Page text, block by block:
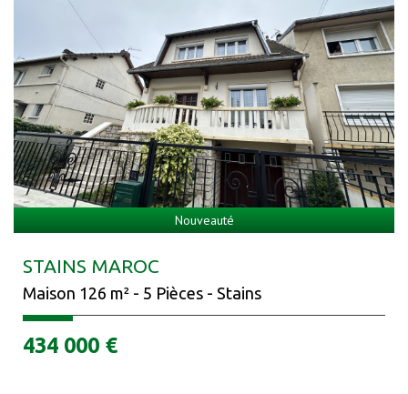
Nouveauté
STAINS MAROC
Maison 126 m² - 5 Pièces - Stains
434 000 €